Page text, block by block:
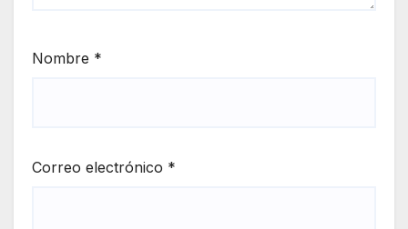
Nombre *
Correo electrónico *